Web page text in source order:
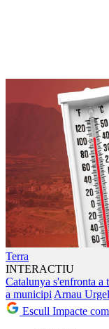
Terra
INTERACTIU
Catalunya s'enfronta a
a municipi Arnau
Escull Impacte